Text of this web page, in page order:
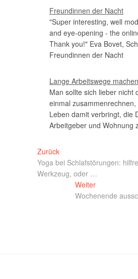
Freundinnen der Nacht
"Super interesting, well
and eye-opening - the
Thank you!" Eva Bovet,
Freundinnen der Nacht
Lange Arbeitswege
Man sollte sich lieber nicht
einmal
Leben damit verbringt, die
Arbeitgeber und Wohnung
Zurück
Yoga bei Schlafstörungen:
Werkzeug, oder …
Weiter
Wochenende